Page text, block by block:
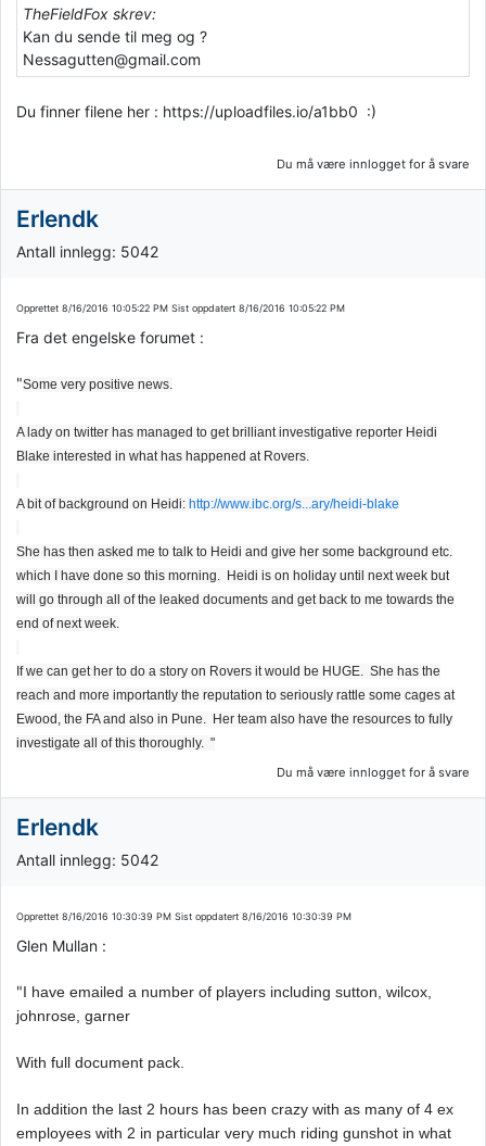
TheFieldFox skrev:
Kan du sende til meg og ?
Nessagutten@gmail.com
Du finner filene her : https://uploadfiles.io/a1bb0 :)
Du må være innlogget for å svare
Erlendk
Antall innlegg: 5042
Opprettet 8/16/2016 10:05:22 PM Sist oppdatert 8/16/2016 10:05:22 PM
Fra det engelske forumet :
"Some very positive news.
A lady on twitter has managed to get brilliant investigative reporter Heidi
Blake interested in what has happened at Rovers.
A bit of background on Heidi: http://www.ibc.org/s...ary/heidi-blake
She has then asked me to talk to Heidi and give her some background etc.
which I have done so this morning. Heidi is on holiday until next week but
will go through all of the leaked documents and get back to me towards the
end of next week.
If we can get her to do a story on Rovers it would be HUGE. She has the
reach and more importantly the reputation to seriously rattle some cages at
Ewood, the FA and also in Pune. Her team also have the resources to fully
investigate all of this thoroughly. "
Du må være innlogget for å svare
Erlendk
Antall innlegg: 5042
Opprettet 8/16/2016 10:30:39 PM Sist oppdatert 8/16/2016 10:30:39 PM
Glen Mullan :
"I have emailed a number of players including sutton, wilcox,
johnrose, garner
With full document pack.
In addition the last 2 hours has been crazy with as many of 4 ex
employees with 2 in particular very much riding gunshot in what